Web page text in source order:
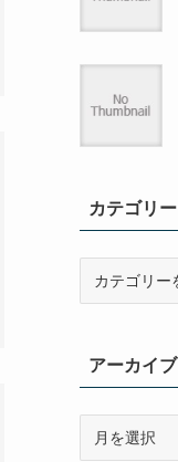
カテゴリー
ーアーカイブ